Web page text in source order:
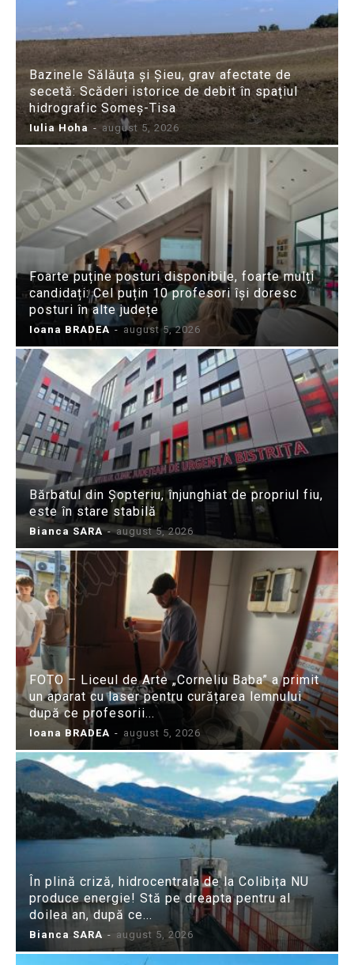
Bazinele Sălăuța și Șieu, grav afectate de
secetă: Scăderi istorice de debit în spațiul
hidrografic Someș-Tisa
Iulia Hoha - august 5, 2026
Foarte puține posturi disponibile, foarte mulți
candidați: Cel puțin 10 profesori își doresc
posturi în alte județe
Ioana BRADEA - august 5, 2026
Bărbatul din Șopteriu, înjunghiat de propriul fiu,
este în stare stabilă
Bianca SARA - august 5, 2026
FOTO – Liceul de Arte „Corneliu Baba” a primit
un aparat cu laser pentru curățarea lemnului
după ce profesorii...
Ioana BRADEA - august 5, 2026
În plină criză, hidrocentrala de la Colibița NU
produce energie! Stă pe dreapta pentru al
doilea an, după ce...
Bianca SARA - august 5, 2026